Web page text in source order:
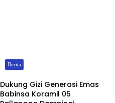
Berita
Dukung Gizi Generasi Emas
Babinsa Koramil 05